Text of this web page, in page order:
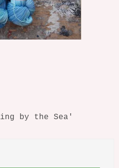
by the Sea'